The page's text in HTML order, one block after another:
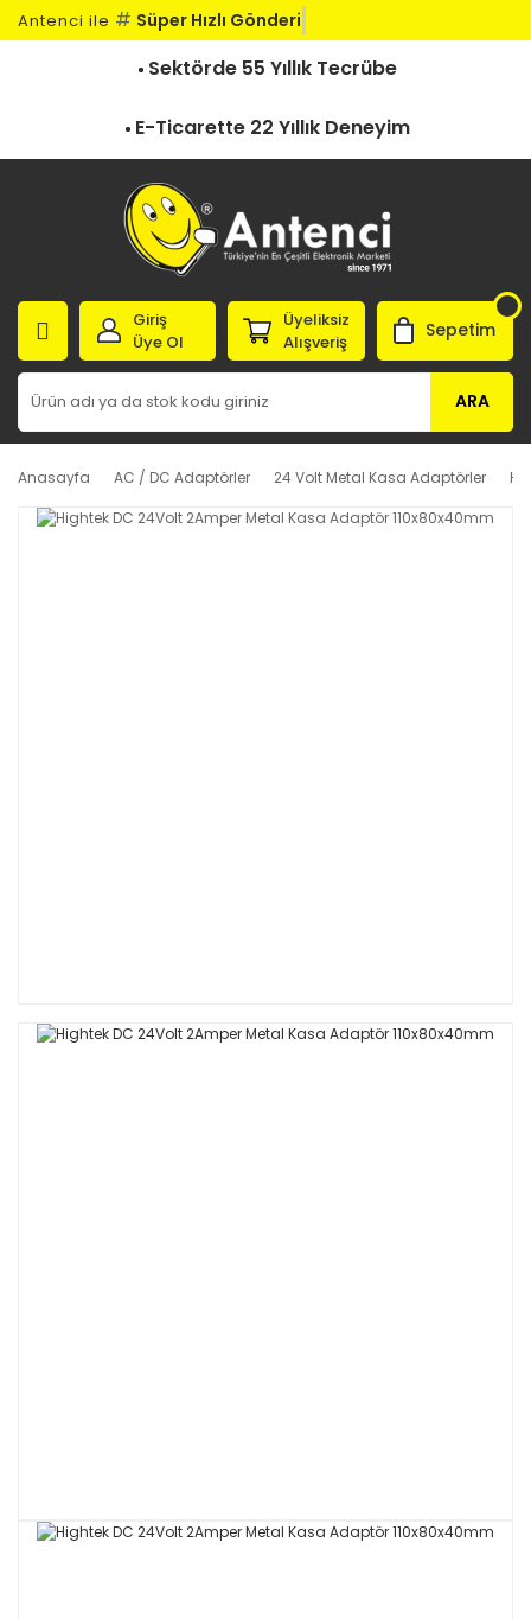
Antenci ile # Süper Hızlı Gönderi
Sektörde 55 Yıllık Tecrübe
E-Ticarette 22 Yıllık Deneyim
ARA
Giriş
Üye Ol
Üyeliksiz
Alışveriş
Sepetim
Anasayfa AC / DC Adaptörler 24 Volt Metal Kasa Adaptörler